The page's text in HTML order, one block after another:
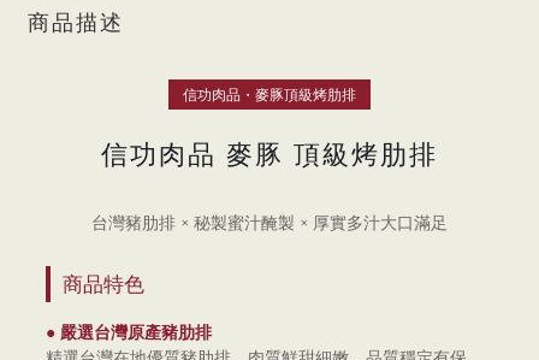
商品描述
信功肉品・麥豚頂級烤肋排
信功肉品 麥豚 頂級烤肋排
台灣豬肋排 × 秘製蜜汁醃製 × 厚實多汁大口滿足
商品特色
● 嚴選台灣原產豬肋排